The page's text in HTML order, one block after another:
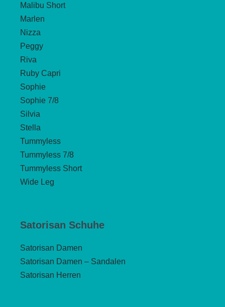
Malibu Short
Marlen
Nizza
Peggy
Riva
Ruby Capri
Sophie
Sophie 7/8
Silvia
Stella
Tummyless
Tummyless 7/8
Tummyless Short
Wide Leg
Satorisan Schuhe
Satorisan Damen
Satorisan Damen – Sandalen
Satorisan Herren